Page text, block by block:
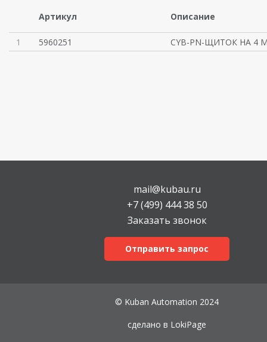
Артикул Описание
1 5960251 CYB-PN-ЩИТОК НА 4
mail@kubau.ru
+7 (499) 444 38 50
Заказать звонок
Отправить запрос
© Kuban Automation 2024
сделано в LokiPage